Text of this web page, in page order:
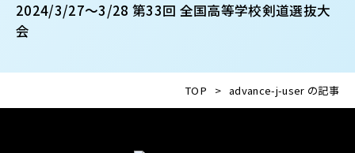
2024/3/27～3/28 第33回 全国高等学校剣道選抜大
会
TOP > advance-j-user の記事